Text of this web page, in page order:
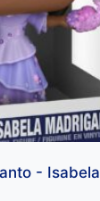
- Isabela